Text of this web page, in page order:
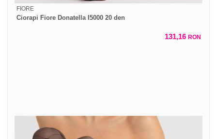
FIORE
Ciorapi Fiore Donatella I5000 20 den
131,16 RON